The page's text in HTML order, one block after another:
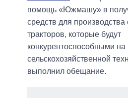
помощь «Южмашу» в
средств для производства
тракторов, которые будут
конкурентоспособными
сельскохозяйственной
выполнил обещание.